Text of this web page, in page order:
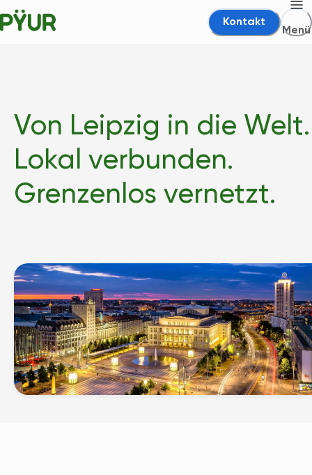
Kontakt
Menü
Von Leipzig in die Welt.
Lokal verbunden.
Grenzenlos vernetzt.